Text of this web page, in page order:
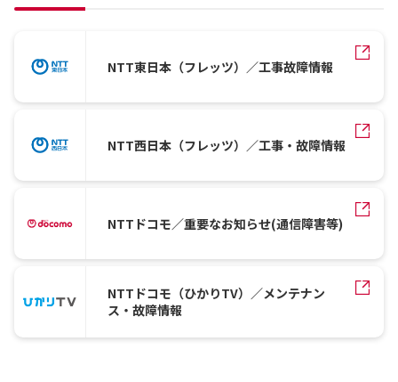
NTT東日本（フレッツ）／工事故障情報
NTT西日本（フレッツ）／工事・故障情報
NTTドコモ／重要なお知らせ(通信障害等)
NTTドコモ（ひかりTV）／メンテナン
ス・故障情報